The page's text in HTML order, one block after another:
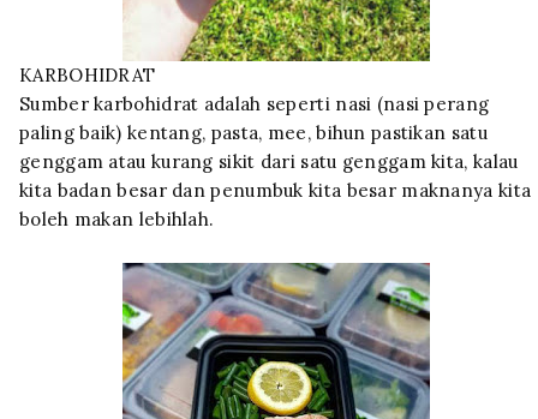
KARBOHIDRAT
Sumber karbohidrat adalah seperti nasi (nasi perang
paling baik) kentang, pasta, mee, bihun pastikan satu
genggam atau kurang sikit dari satu genggam kita, kalau
kita badan besar dan penumbuk kita besar maknanya kita
boleh makan lebihlah.